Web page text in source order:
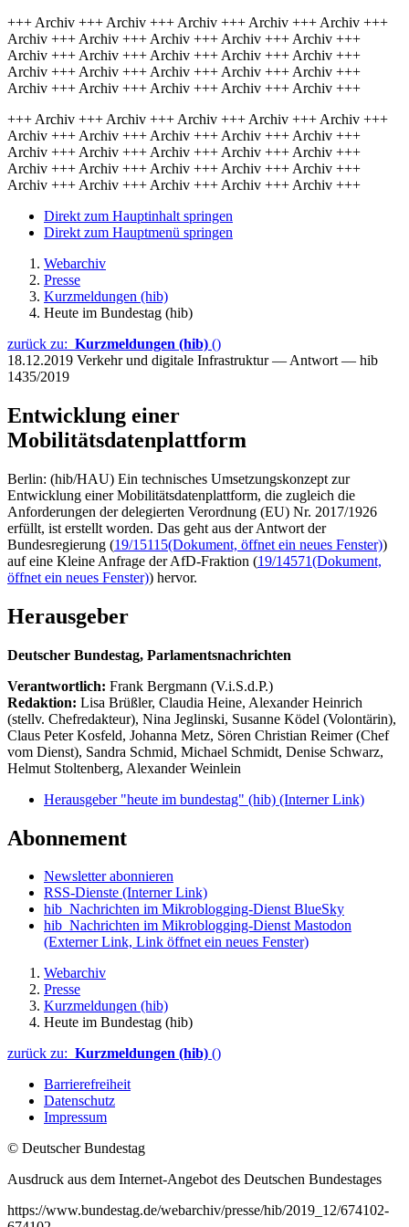
+++ Archiv +++ Archiv +++ Archiv +++ Archiv +++ Archiv +++
Archiv +++ Archiv +++ Archiv +++ Archiv +++ Archiv +++
Archiv +++ Archiv +++ Archiv +++ Archiv +++ Archiv +++
Archiv +++ Archiv +++ Archiv +++ Archiv +++ Archiv +++
Archiv +++ Archiv +++ Archiv +++ Archiv +++ Archiv +++
+++ Archiv +++ Archiv +++ Archiv +++ Archiv +++ Archiv +++
Archiv +++ Archiv +++ Archiv +++ Archiv +++ Archiv +++
Archiv +++ Archiv +++ Archiv +++ Archiv +++ Archiv +++
Archiv +++ Archiv +++ Archiv +++ Archiv +++ Archiv +++
Archiv +++ Archiv +++ Archiv +++ Archiv +++ Archiv +++
Direkt zum Hauptinhalt springen
Direkt zum Hauptmenü springen
Webarchiv
Presse
Kurzmeldungen (hib)
Heute im Bundestag (hib)
zurück zu: Kurzmeldungen (hib) ()
18.12.2019 Verkehr und digitale Infrastruktur — Antwort — hib
1435/2019
Entwicklung einer
Mobilitätsdatenplattform
Berlin: (hib/HAU) Ein technisches Umsetzungskonzept zur
Entwicklung einer Mobilitätsdatenplattform, die zugleich die
Anforderungen der delegierten Verordnung (EU) Nr. 2017/1926
erfüllt, ist erstellt worden. Das geht aus der Antwort der
Bundesregierung (19/15115(Dokument, öffnet ein neues Fenster))
auf eine Kleine Anfrage der AfD-Fraktion (19/14571(Dokument,
öffnet ein neues Fenster)) hervor.
Herausgeber
Deutscher Bundestag, Parlamentsnachrichten
Verantwortlich: Frank Bergmann (V.i.S.d.P.)
Redaktion: Lisa Brüßler, Claudia Heine, Alexander Heinrich
(stellv. Chefredakteur), Nina Jeglinski, Susanne Ködel (Volontärin),
Claus Peter Kosfeld, Johanna Metz, Sören Christian Reimer (Chef
vom Dienst), Sandra Schmid, Michael Schmidt, Denise Schwarz,
Helmut Stoltenberg, Alexander Weinlein
Herausgeber "heute im bundestag" (hib) (Interner Link)
Abonnement
Newsletter abonnieren
RSS-Dienste (Interner Link)
hib_Nachrichten im Mikroblogging-Dienst BlueSky
hib_Nachrichten im Mikroblogging-Dienst Mastodon
(Externer Link, Link öffnet ein neues Fenster)
Webarchiv
Presse
Kurzmeldungen (hib)
Heute im Bundestag (hib)
zurück zu: Kurzmeldungen (hib) ()
Barrierefreiheit
Datenschutz
Impressum
© Deutscher Bundestag
Ausdruck aus dem Internet-Angebot des Deutschen Bundestages
https://www.bundestag.de/webarchiv/presse/hib/2019_12/674102-